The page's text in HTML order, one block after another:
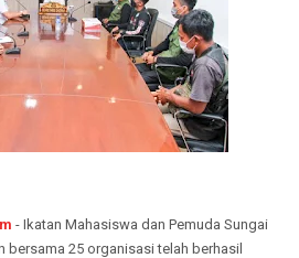
- Ikatan Mahasiswa dan Pemuda Sungai
bersama 25 organisasi telah berhasil